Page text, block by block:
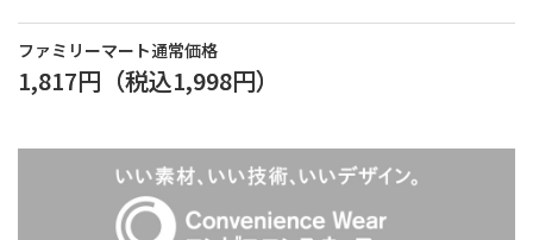
ファミリーマート通常価格
1,817円 （税込1,998円）